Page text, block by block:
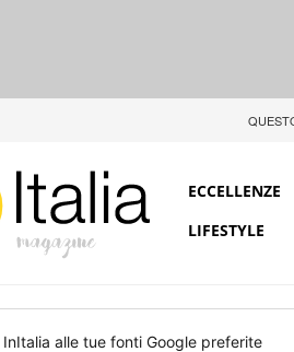
ECCELLENZE
LIFESTYLE
InItalia alle tue fonti Google preferite